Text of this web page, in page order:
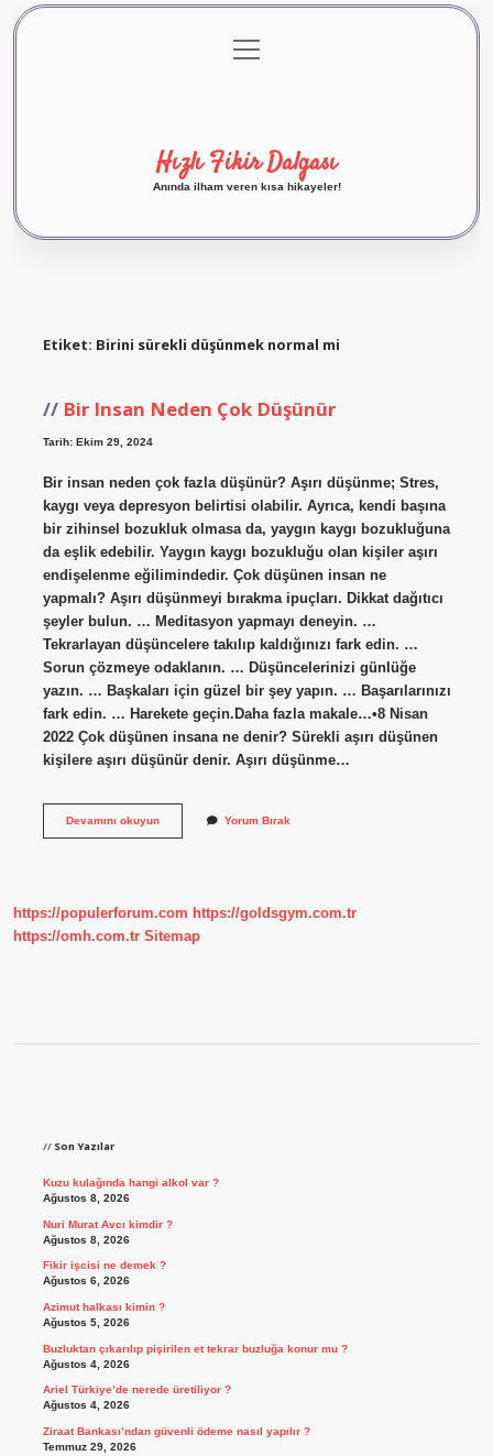
Gizlilik Politikası
menüyü
aç
Hızlı Fikir Dalgası
Anında ilham veren kısa hikayeler!
Etiket: Birini sürekli düşünmek normal mi
Bir Insan Neden Çok Düşünür
Tarih: Ekim 29, 2024
Bir insan neden çok fazla düşünür? Aşırı düşünme; Stres,
kaygı veya depresyon belirtisi olabilir. Ayrıca, kendi başına
bir zihinsel bozukluk olmasa da, yaygın kaygı bozukluğuna
da eşlik edebilir. Yaygın kaygı bozukluğu olan kişiler aşırı
endişelenme eğilimindedir. Çok düşünen insan ne
yapmalı? Aşırı düşünmeyi bırakma ipuçları. Dikkat dağıtıcı
şeyler bulun. … Meditasyon yapmayı deneyin. …
Tekrarlayan düşüncelere takılıp kaldığınızı fark edin. …
Sorun çözmeye odaklanın. … Düşüncelerinizi günlüğe
yazın. … Başkaları için güzel bir şey yapın. … Başarılarınızı
fark edin. … Harekete geçin.Daha fazla makale…•8 Nisan
2022 Çok düşünen insana ne denir? Sürekli aşırı düşünen
kişilere aşırı düşünür denir. Aşırı düşünme…
Devamını okuyunBir
Yorum Bırak
https://populerforum.com https://goldsgym.com.tr
https://omh.com.tr Sitemap
Son Yazılar
Kuzu kulağında hangi alkol var ?
Ağustos 8, 2026
Nuri Murat Avcı kimdir ?
Ağustos 8, 2026
Fikir işcisi ne demek ?
Ağustos 6, 2026
Azimut halkası kimin ?
Ağustos 5, 2026
Buzluktan çıkarılıp pişirilen et tekrar buzluğa konur mu ?
Ağustos 4, 2026
Ariel Türkiye’de nerede üretiliyor ?
Ağustos 4, 2026
Ziraat Bankası’ndan güvenli ödeme nasıl yapılır ?
Temmuz 29, 2026